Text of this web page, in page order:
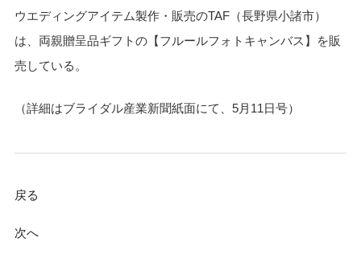
ウエディングアイテム製作・販売のTAF（長野県小諸市）
は、両親贈呈品ギフトの【フルールフォトキャンバス】を販
売している。
（詳細はブライダル産業新聞紙面にて、5月11日号）
戻る
次へ